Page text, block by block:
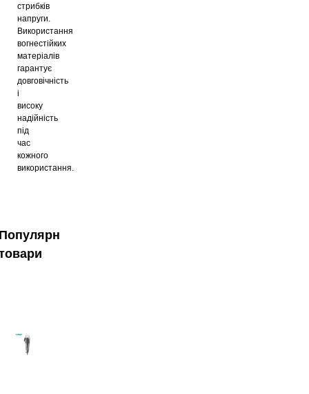
стрибків
напруги.
Використання
вогнестійких
матеріалів
гарантує
довговічність
і
високу
надійність
під
час
кожного
використання.